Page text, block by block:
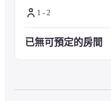
面積：18㎡
床的尺寸： 長 200釐米 ×
1 - 2
已無可預定的房間